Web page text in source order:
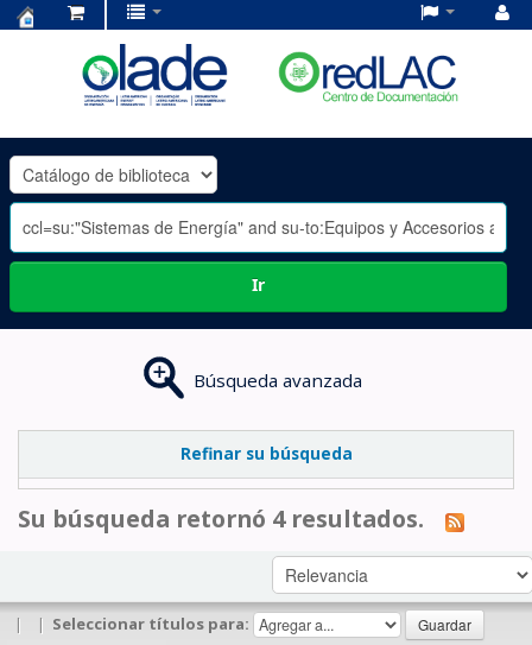
OLADE
-
Ir
Búsqueda avanzada
Refinar su búsqueda
Su búsqueda retornó 4 resultados.
| | Seleccionar títulos para: